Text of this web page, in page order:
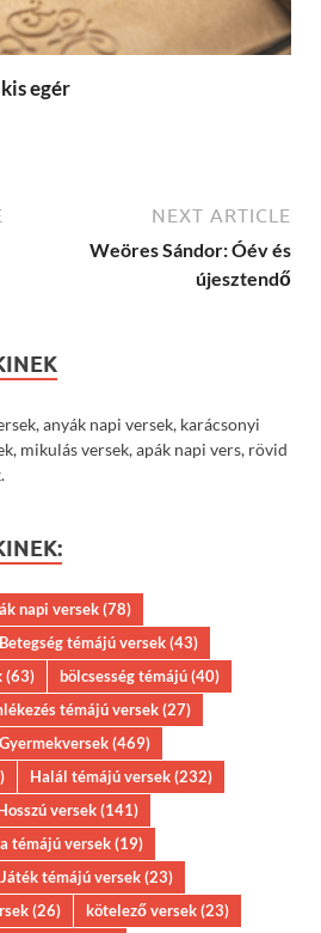
egér
NEXT ARTICLE
Weöres Sándor: Óév és
újesztendő
anyák napi versek, karácsonyi
mikulás versek, apák napi vers, rövid
napi versek(78)
Betegség témájú versek(43)
(63) bölcsesség témájú(40)
témájú versek(27)
Gyermekversek(469)
Halál témájú versek(232)
versek(141)
témájú versek(19)
Játék témájú versek(23)
(26) kötelező versek(23)